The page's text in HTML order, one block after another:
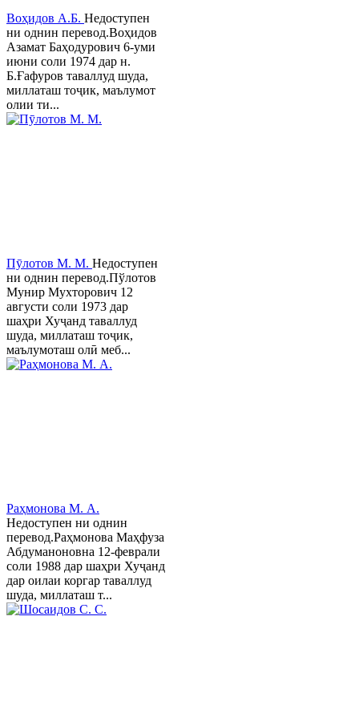
Воҳидов А.Б. Недоступен
ни однин перевод.Воҳидов
Азамат Баҳодурович 6-уми
июни соли 1974 дар н.
Б.Ғафуров таваллуд шуда,
миллаташ тоҷик, маълумот
олии ти...
Пӯлотов М. М. Недоступен
ни однин перевод.Пўлотов
Мунир Мухторович 12
августи соли 1973 дар
шаҳри Хуҷанд таваллуд
шуда, миллаташ тоҷик,
маълумоташ олӣ меб...
Раҳмонова М. А.
Недоступен ни однин
перевод.Раҳмонова Маҳфуза
Абдуманоновна 12-феврали
соли 1988 дар шаҳри Хуҷанд
дар оилаи коргар таваллуд
шуда, миллаташ т...